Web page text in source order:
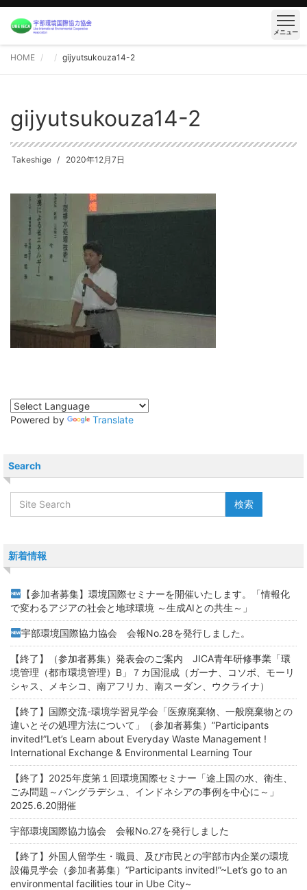
メニュー
HOME gijyutsukouza14-2
gijyutsukouza14-2
Takeshige 2020年12月7日
Powered by Translate
Search
新着情報
【参加者募集】環境国際セミナーを開催いたします。「情報化
で変わるアジアの社会と地球環境 ～生成AIとの共生～」
宇部環境国際協力協会 会報No.28を発行しました。
【終了】（参加者募集）発表会のご案内 JICA青年研修事業「環
境管理（都市環境管理）B」７カ国混成（ガーナ、コソボ、モーリ
シャス、メキシコ、南アフリカ、南スーダン、ウクライナ）
【終了】国際交流-環境学習見学会「医療廃棄物、一般廃棄物との
違いとその処理方法について」（参加者募集）”Participants
invited!”Let’s Learn about Everyday Waste Management !
International Exchange & Environmental Learning Tour
【終了】2025年度第１回環境国際セミナー「途上国の水、衛生、
ごみ問題～バングラデシュ、インドネシアの事例を中心に～」
2025.6.20開催
宇部環境国際協力協会 会報No.27を発行しました
【終了】外国人留学生・職員、及び市民との宇部市内企業の環境
設備見学会（参加者募集）”Participants invited!”~Let’s go to an
environmental facilities tour in Ube City~